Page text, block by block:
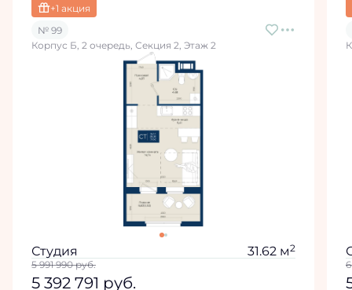
+1 акция
№ 99
Корпус Б, 2 очередь, Секция 2, Этаж 2
Студия 31.62 м2
5 991 990руб.
5 392 791 руб.